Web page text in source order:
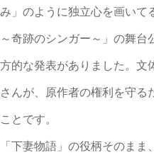
み」のように独立心を画いて
奇跡のシンガー～」の舞
的な発表がありました。文
んが、原作者の権利を守
とです。
下妻物語」の役柄そのまま